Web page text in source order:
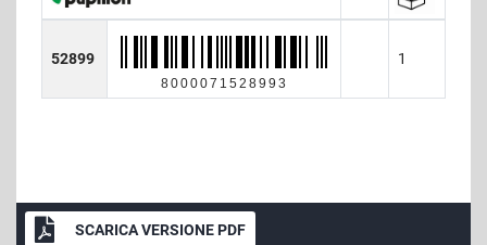
52899
8000071528993
1
SCARICA VERSIONE PDF